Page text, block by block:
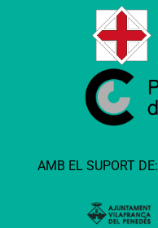
AMB EL SUPORT DE: